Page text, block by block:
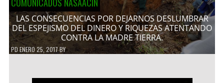
LAS CONSECUENCIAS POR DEJARNOS DESLUMBRAR
DEL ESPEJISMO DEL DINERO Y RIQUEZAS ATENTANDO
CONTRA LA MADRE TIERRA.
PDENERO 25, 2017BY